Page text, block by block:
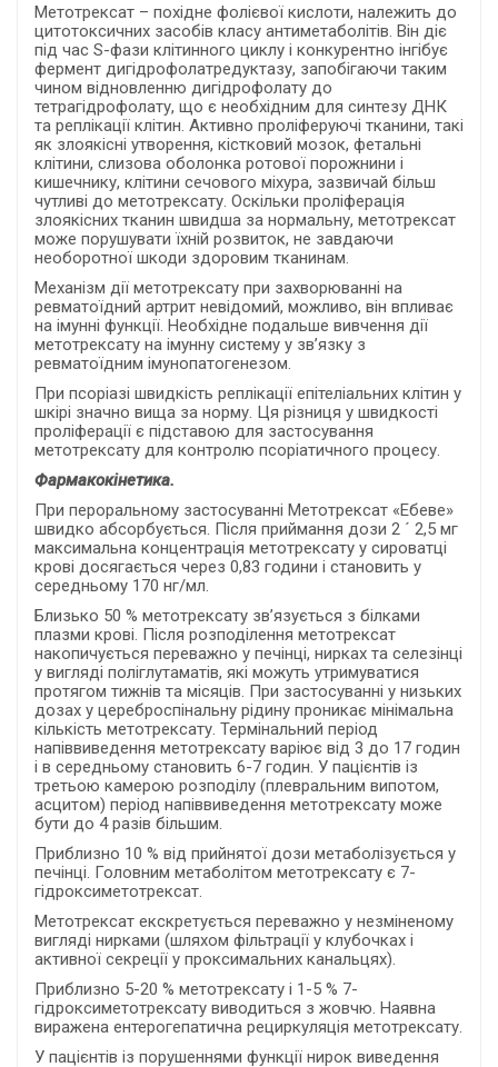
Метотрексат – похідне фолієвої кислоти, належить до
цитотоксичних засобів класу антиметаболітів. Він діє
під час S-фази клітинного циклу і конкурентно інгібує
фермент дигідрофолатредуктазу, запобігаючи таким
чином відновленню дигідрофолату до
тетрагідрофолату, що є необхідним для синтезу ДНК
та реплікації клітин. Активно проліферуючі тканини, такі
як злоякісні утворення, кістковий мозок, фетальні
клітини, слизова оболонка ротової порожнини і
кишечнику, клітини сечового міхура, зазвичай більш
чутливі до метотрексату. Оскільки проліферація
злоякісних тканин швидша за нормальну, метотрексат
може порушувати їхній розвиток, не завдаючи
необоротної шкоди здоровим тканинам.
Механізм дії метотрексату при захворюванні на
ревматоїдний артрит невідомий, можливо, він впливає
на імунні функції. Необхідне подальше вивчення дії
метотрексату на імунну систему у зв’язку з
ревматоїдним імунопатогенезом.
При псоріазі швидкість реплікації епітеліальних клітин у
шкірі значно вища за норму. Ця різниця у швидкості
проліферації є підставою для застосування
метотрексату для контролю псоріатичного процесу.
Фармакокінетика.
При пероральному застосуванні Метотрексат «Ебеве»
швидко абсорбується. Після приймання дози 2 ´ 2,5 мг
максимальна концентрація метотрексату у сироватці
крові досягається через 0,83 години і становить у
середньому 170 нг/мл.
Близько 50 % метотрексату зв’язується з білками
плазми крові. Після розподілення метотрексат
накопичується переважно у печінці, нирках та селезінці
у вигляді поліглутаматів, які можуть утримуватися
протягом тижнів та місяців. При застосуванні у низьких
дозах у цереброспінальну рідину проникає мінімальна
кількість метотрексату. Термінальний період
напіввиведення метотрексату варіює від 3 до 17 годин
і в середньому становить 6-7 годин. У пацієнтів із
третьою камерою розподілу (плевральним випотом,
асцитом) період напіввиведення метотрексату може
бути до 4 разів більшим.
Приблизно 10 % від прийнятої дози метаболізується у
печінці. Головним метаболітом метотрексату є 7-
гідроксиметотрексат.
Метотрексат екскретується переважно у незміненому
вигляді нирками (шляхом фільтрації у клубочках і
активної секреції у проксимальних канальцях).
Приблизно 5-20 % метотрексату і 1-5 % 7-
гідроксиметотрексату виводиться з жовчю. Наявна
виражена ентерогепатична рециркуляція метотрексату.
У пацієнтів із порушеннями функції нирок виведення